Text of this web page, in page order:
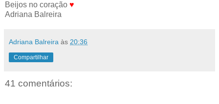
Beijos no coração ♥
Adriana Balreira
Adriana Balreira às 20:36
Compartilhar
41 comentários: